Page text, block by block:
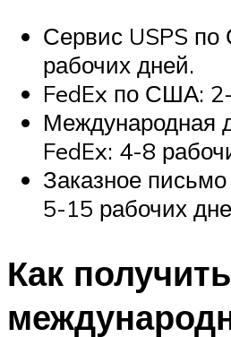
Сервис USPS
рабочих дней.
FedEx по США:
Международная
FedEx: 4-8
Заказное
5-15 рабочих
Как получить